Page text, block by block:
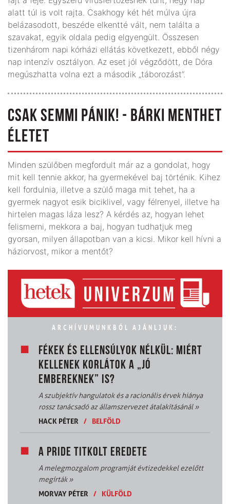
alatt túl is volt rajta. Csakhogy két hét múlva újra
belázasodott, beszéde elkentté vált, nem találta a
szavakat, egyik oldala pedig elgyengült. Összesen
tizenhárom napi kórházi ellátás következett, ebből négy
nap intenzív osztályon. Az eset jól végződött, de Dóra
megúszhatta volna ezt a második „táborozást”.
CSAK SEMMI PÁNIK! - BÁRKI MENTHET
ÉLETET
Minden szülőben megfordult már az a gondolat, hogy
mit kell tennie akkor, ha gyermekével baj történik. Kihez
kell fordulnia, illetve a szülő maga mit tehet, ha a
gyermek nagyot esik biciklivel, vagy félrenyel, illetve ha
hirtelen magas láza lesz? A kérdés az, hogyan lehet
felismerni, mekkora a baj, hogyan tudhatjuk meg
gyorsan, milyen állapotban van a kicsi. Mikor kell hívni a
háziorvost, mikor a mentőt?
ARCHÍVUMUNKBÓL AJÁNLJUK:
FÉKEK ÉS ELLENSÚLYOK NÉLKÜL: MIÉRT
KELLENEK KORLÁTOK A „JÓ
EMBEREKNEK” IS?
A szubjektív hangulatok és a racionális érvek hiánya
rossz tanácsadó az államszervezet átalakításánál»
HACK PÉTER
/ BELFÖLD
A PRIDE TITKOLT EREDETE
A melegmozgalom programját évtizedekkel ezelőtt
megírták»
MORVAY PÉTER
/ KÜLFÖLD